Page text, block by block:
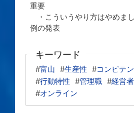
重要
・こういうやり方はやめま
例の発表
キーワード
#富山 #生産性 #コンピテ
#行動特性 #管理職 #経営者
#オンライン